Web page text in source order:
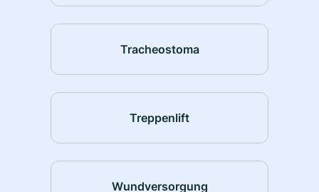
Tracheostoma
Treppenlift
Wundversorgung